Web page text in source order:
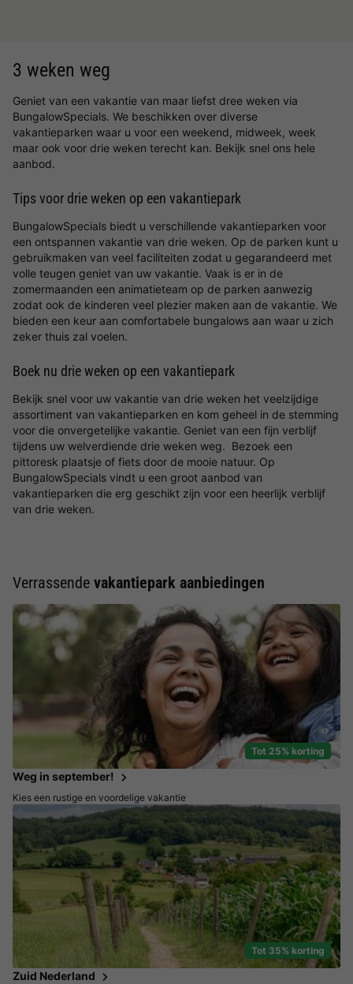
3 weken weg
Geniet van een vakantie van maar liefst dree weken via
BungalowSpecials. We beschikken over diverse
vakantieparken waar u voor een weekend, midweek, week
maar ook voor drie weken terecht kan. Bekijk snel ons hele
aanbod.
Tips voor drie weken op een vakantiepark
BungalowSpecials biedt u verschillende vakantieparken voor
een ontspannen vakantie van drie weken. Op de parken kunt u
gebruikmaken van veel faciliteiten zodat u gegarandeerd met
volle teugen geniet van uw vakantie. Vaak is er in de
zomermaanden een animatieteam op de parken aanwezig
zodat ook de kinderen veel plezier maken aan de vakantie. We
bieden een keur aan comfortabele bungalows aan waar u zich
zeker thuis zal voelen.
Boek nu drie weken op een vakantiepark
Bekijk snel voor uw vakantie van drie weken het veelzijdige
assortiment van vakantieparken en kom geheel in de stemming
voor die onvergetelijke vakantie. Geniet van een fijn verblijf
tijdens uw welverdiende drie weken weg. Bezoek een
pittoresk plaatsje of fiets door de mooie natuur. Op
BungalowSpecials vindt u een groot aanbod van
vakantieparken die erg geschikt zijn voor een heerlijk verblijf
van drie weken.
Verrassende vakantiepark aanbiedingen
Tot 25% korting
Weg in september!
Kies een rustige en voordelige vakantie
Tot 35% korting
Zuid Nederland